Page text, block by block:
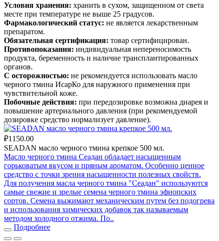
Условия хранения: хранить в сухом, защищенном от света
месте при температуре не выше 25 градусов.
Фармакологический статус: не является лекарственным
препаратом.
Обязательная сертификация: товар сертифицирован.
Противопоказания: индивидуальная непереносимость
продукта, беременность и наличие трансплантированных
органов.
С осторожностью: не рекомендуется использовать масло
черного тмина ИсарКо для наружного применения при
чувствительной коже.
Побочные действия: при передозировке возможна диарея и
повышение артериального давления (при рекомендуемой
дозировке средство нормализует давление).
₽1150.00
SEADAN масло черного тмина крепкое 500 мл.
Масло черного тмина Сеадан обладает насыщенным
горьковатым вкусом и пряным ароматом. Особенно ценное
средство с точки зрения насыщенности полезных свойств.
Для получения масла черного тмина "Сеадан" используются
самые свежие и зрелые семена черного тмина эфиопских
сортов. Семена выжимают механическим путем без подогрева
и использования химических добавок так называемым
методом холодного отжима. По..
Подробнее